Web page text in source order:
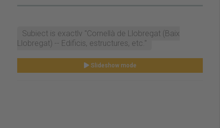
Subject is exactly "Cornellà de Llobregat (Baix
Llobregat) -- Edificis, estructures, etc."
Slideshow mode